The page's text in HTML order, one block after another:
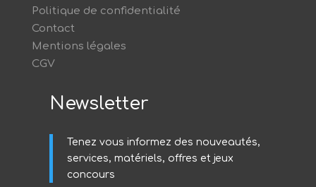
Politique de confidentialité
Contact
Mentions légales
CGV
Newsletter
Tenez vous informez des nouveautés,
services, matériels, offres et jeux
concours